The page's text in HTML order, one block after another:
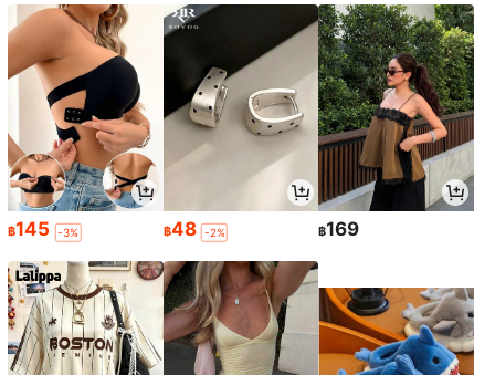
฿145 -3% ฿48 -2% ฿169